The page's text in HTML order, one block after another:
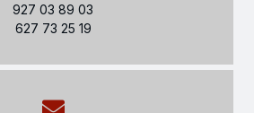
927 03 89 03
627 73 25 19